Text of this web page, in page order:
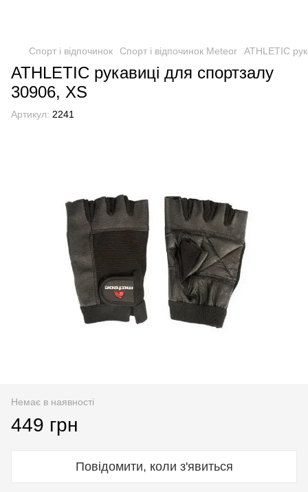
Спорт і відпочинок Спорт і відпочинок Meteor ATHLETIC
ATHLETIC pукавиці для спортзалу
30906, XS
Артикул: 2241
Немає в наявності
449 грн
Повідомити, коли з'явиться